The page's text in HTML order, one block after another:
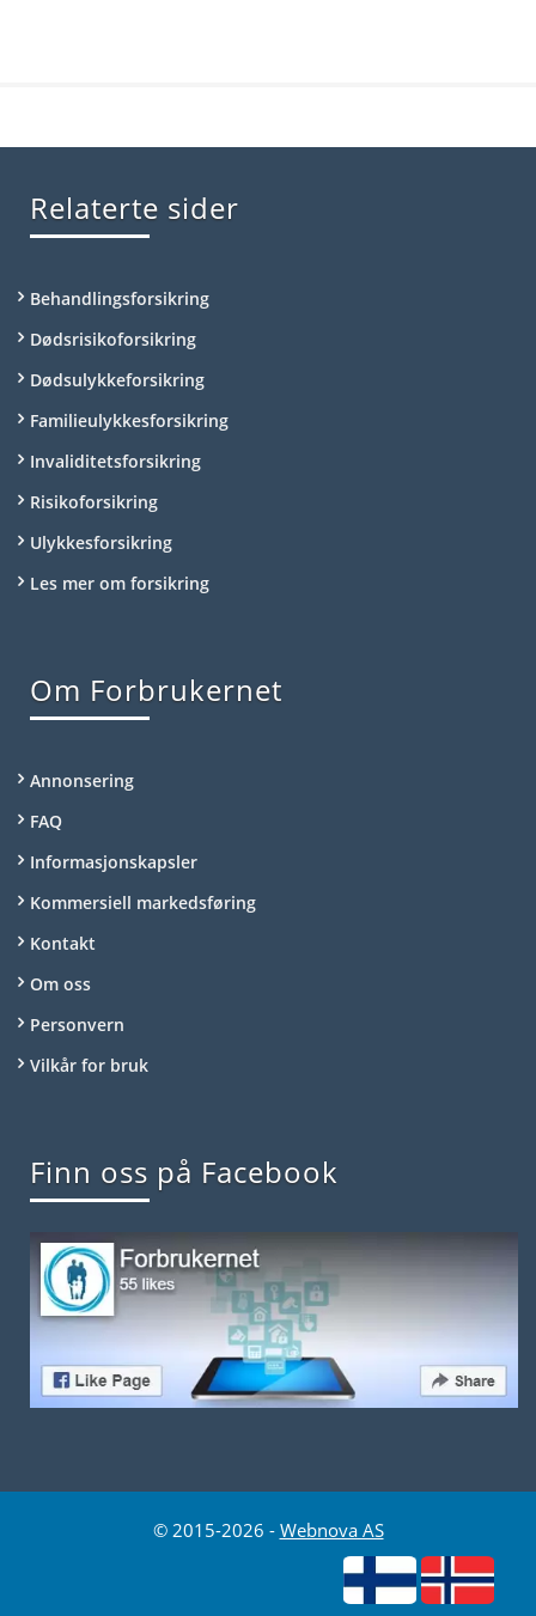
Relaterte sider
Behandlingsforsikring
Dødsrisikoforsikring
Dødsulykkeforsikring
Familieulykkesforsikring
Invaliditetsforsikring
Risikoforsikring
Ulykkesforsikring
Les mer om forsikring
Om Forbrukernet
Annonsering
FAQ
Informasjonskapsler
Kommersiell markedsføring
Kontakt
Om oss
Personvern
Vilkår for bruk
Finn oss på Facebook
© 2015-2026 - Webnova AS